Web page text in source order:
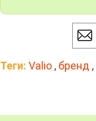
Теги: Valio , бренд ,